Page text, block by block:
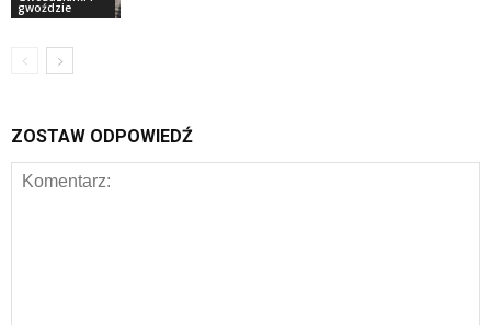
gwoździe
ZOSTAW ODPOWIEDŹ